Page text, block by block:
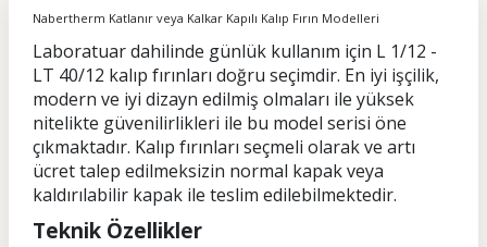
Nabertherm Katlanır veya Kalkar Kapılı Kalıp Fırın Modelleri
Laboratuar dahilinde günlük kullanım için L 1/12 -
LT 40/12 kalıp fırınları doğru seçimdir. En iyi işçilik,
modern ve iyi dizayn edilmiş olmaları ile yüksek
nitelikte güvenilirlikleri ile bu model serisi öne
çıkmaktadır. Kalıp fırınları seçmeli olarak ve artı
ücret talep edilmeksizin normal kapak veya
kaldırılabilir kapak ile teslim edilebilmektedir.
Teknik Özellikler